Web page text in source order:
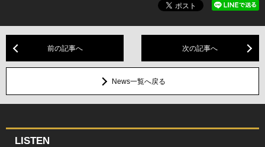
前の記事へ 次の記事へ
News一覧へ戻る
LISTEN